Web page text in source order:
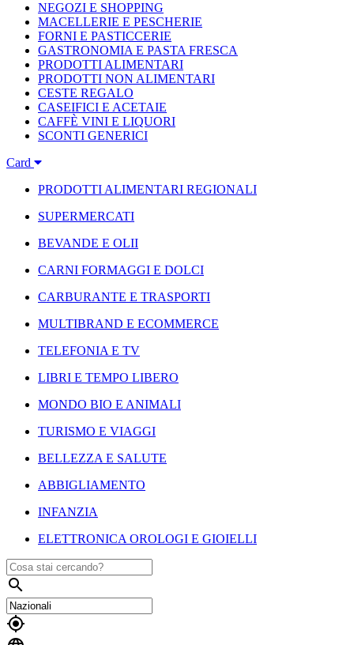
NEGOZI E SHOPPING
MACELLERIE E PESCHERIE
FORNI E PASTICCERIE
GASTRONOMIA E PASTA FRESCA
PRODOTTI ALIMENTARI
PRODOTTI NON ALIMENTARI
CESTE REGALO
CASEIFICI E ACETAIE
CAFFÈ VINI E LIQUORI
SCONTI GENERICI
Card
PRODOTTI ALIMENTARI REGIONALI
SUPERMERCATI
BEVANDE E OLII
CARNI FORMAGGI E DOLCI
CARBURANTE E TRASPORTI
MULTIBRAND E ECOMMERCE
TELEFONIA E TV
LIBRI E TEMPO LIBERO
MONDO BIO E ANIMALI
TURISMO E VIAGGI
BELLEZZA E SALUTE
ABBIGLIAMENTO
INFANZIA
ELETTRONICA OROLOGI E GIOIELLI

